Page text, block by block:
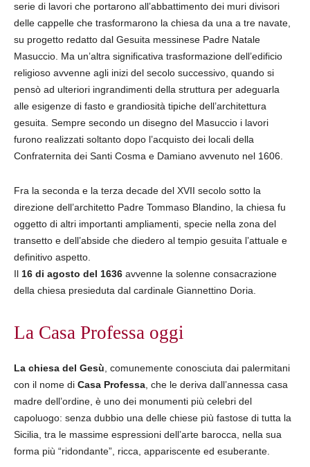
serie di lavori che portarono all’abbattimento dei muri divisori
delle cappelle che trasformarono la chiesa da una a tre navate,
su progetto redatto dal Gesuita messinese Padre Natale
Masuccio. Ma un’altra significativa trasformazione dell’edificio
religioso avvenne agli inizi del secolo successivo, quando si
pensò ad ulteriori ingrandimenti della struttura per adeguarla
alle esigenze di fasto e grandiosità tipiche dell’architettura
gesuita. Sempre secondo un disegno del Masuccio i lavori
furono realizzati soltanto dopo l’acquisto dei locali della
Confraternita dei Santi Cosma e Damiano avvenuto nel 1606.
Fra la seconda e la terza decade del XVII secolo sotto la
direzione dell’architetto Padre Tommaso Blandino, la chiesa fu
oggetto di altri importanti ampliamenti, specie nella zona del
transetto e dell’abside che diedero al tempio gesuita l’attuale e
definitivo aspetto.
Il 16 di agosto del 1636 avvenne la solenne consacrazione
della chiesa presieduta dal cardinale Giannettino Doria.
La Casa Professa oggi
La chiesa del Gesù , comunemente conosciuta dai palermitani
con il nome di Casa Professa , che le deriva dall’annessa casa
madre dell’ordine, è uno dei monumenti più celebri del
capoluogo: senza dubbio una delle chiese più fastose di tutta la
Sicilia, tra le massime espressioni dell’arte barocca, nella sua
forma più “ridondante”, ricca, appariscente ed esuberante.